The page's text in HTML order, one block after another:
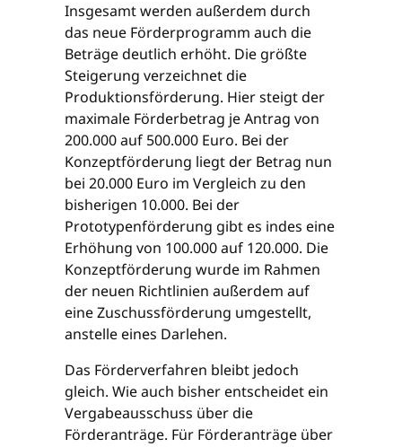
Insgesamt werden außerdem durch
das neue Förderprogramm auch die
Beträge deutlich erhöht. Die größte
Steigerung verzeichnet die
Produktionsförderung. Hier steigt der
maximale Förderbetrag je Antrag von
200.000 auf 500.000 Euro. Bei der
Konzeptförderung liegt der Betrag nun
bei 20.000 Euro im Vergleich zu den
bisherigen 10.000. Bei der
Prototypenförderung gibt es indes eine
Erhöhung von 100.000 auf 120.000. Die
Konzeptförderung wurde im Rahmen
der neuen Richtlinien außerdem auf
eine Zuschussförderung umgestellt,
anstelle eines Darlehen.
Das Förderverfahren bleibt jedoch
gleich. Wie auch bisher entscheidet ein
Vergabeausschuss über die
Förderanträge. Für Förderanträge über